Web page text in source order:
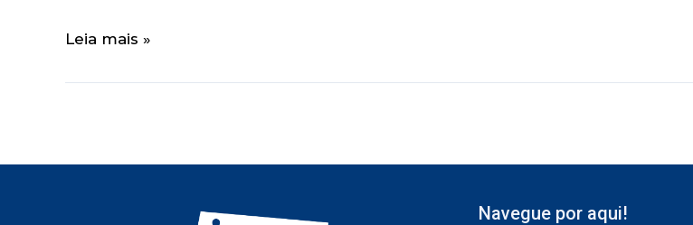
Leia mais »
Navegue por aqui!